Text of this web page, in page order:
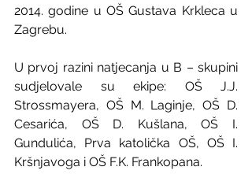
2014. godine u OŠ Gustava Krkleca u
Zagrebu.
U prvoj razini natjecanja u B – skupini
sudjelovale su ekipe: OŠ J.J.
Strossmayera, OŠ M. Laginje, OŠ D.
Cesarića, OŠ D. Kušlana, OŠ I.
Gundulića, Prva katolička OŠ, OŠ I.
Kršnjavoga i OŠ F.K. Frankopana.